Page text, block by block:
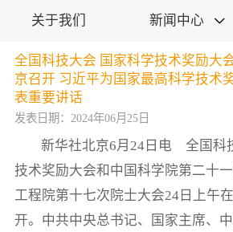
关于我们 新闻中心 
全国科技大会 国家科学技术奖励大
京召开 习近平为国家最高科学技术
表重要讲话
发表日期：2024年06月25日
新华社北京6月24日电 全国科
技术奖励大会和中国科学院第二十
工程院第十七次院士大会24日上午
开。中共中央总书记、国家主席、